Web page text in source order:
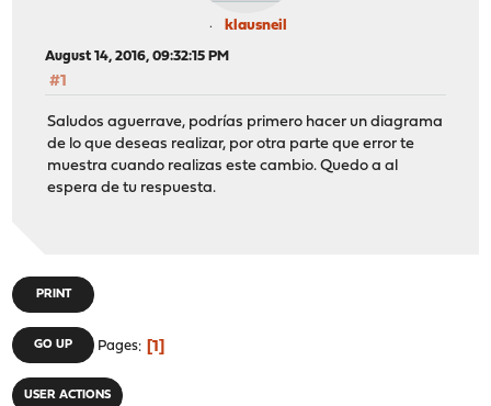
klausneil
August 14, 2016, 09:32:15 PM
#1
Saludos aguerrave, podrías primero hacer un diagrama
de lo que deseas realizar, por otra parte que error te
muestra cuando realizas este cambio. Quedo a al
espera de tu respuesta.
PRINT
GO UP Pages 1
USER ACTIONS